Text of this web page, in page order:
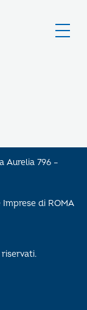
Aurelia 796 –
Imprese di ROMA